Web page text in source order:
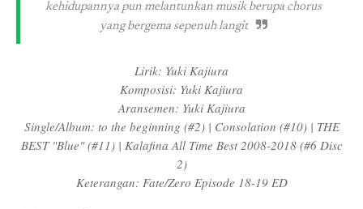
kehidupannya pun melantunkan musik berupa chorus
yang bergema sepenuh langit
Lirik: Yuki Kajiura
Komposisi: Yuki Kajiura
Aransemen: Yuki Kajiura
Single/Album: to the beginning (#2) | Consolation (#10) | THE
BEST "Blue" (#11) | Kalafina All Time Best 2008-2018 (#6 Disc
2)
Keterangan: Fate/Zero Episode 18-19 ED